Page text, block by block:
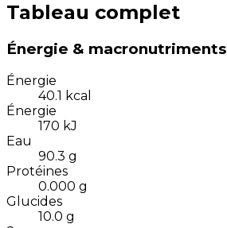
Tableau complet
Énergie & macronutriments
Énergie
40.1 kcal
Énergie
170 kJ
Eau
90.3 g
Protéines
0.000 g
Glucides
10.0 g